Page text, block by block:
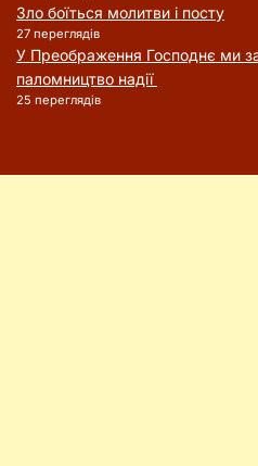
Зло боїться молитви і посту
27 переглядів
У Преображення Господнє ми
паломництво надії
25 переглядів